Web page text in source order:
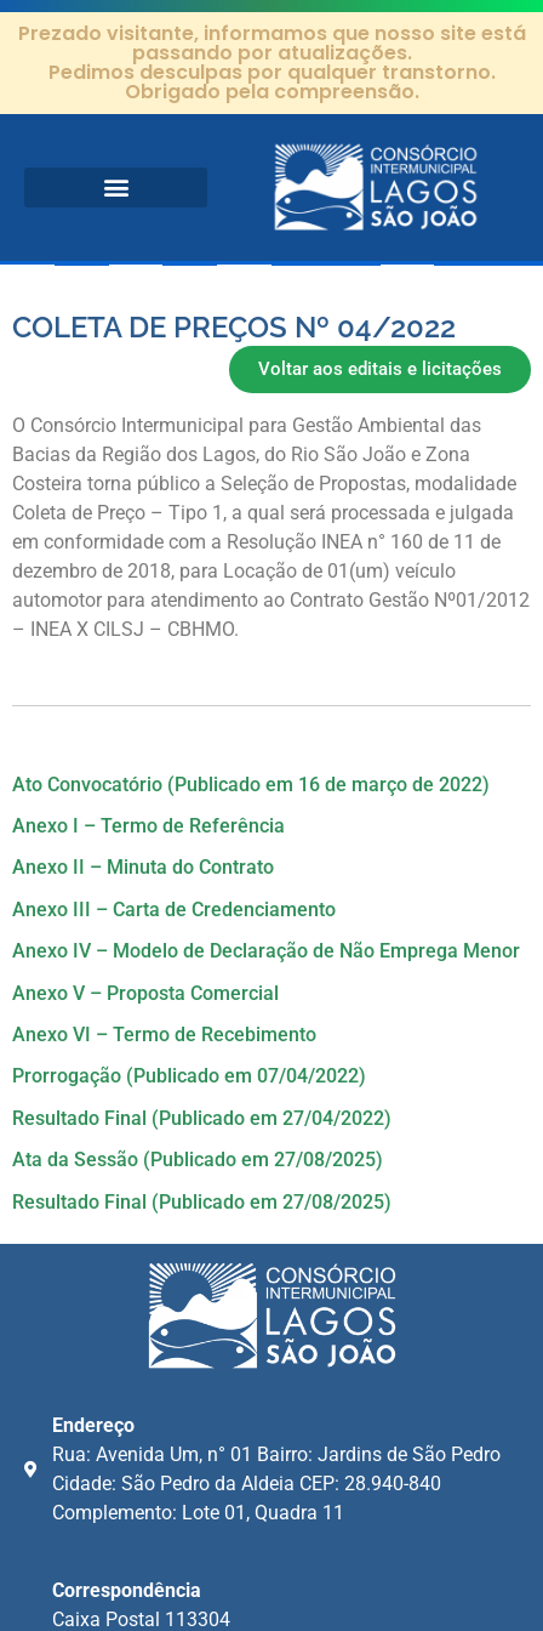
Prezado visitante, informamos que nosso site está
passando por atualizações.
Pedimos desculpas por qualquer transtorno.
Obrigado pela compreensão.
COLETA DE PREÇOS Nº 04/2022
Voltar aos editais e licitações
O Consórcio Intermunicipal para Gestão Ambiental das
Bacias da Região dos Lagos, do Rio São João e Zona
Costeira torna público a Seleção de Propostas, modalidade
Coleta de Preço – Tipo 1, a qual será processada e julgada
em conformidade com a Resolução INEA n° 160 de 11 de
dezembro de 2018, para Locação de 01(um) veículo
automotor para atendimento ao Contrato Gestão Nº01/2012
– INEA X CILSJ – CBHMO.
Ato Convocatório (Publicado em 16 de março de 2022)
Anexo I – Termo de Referência
Anexo II – Minuta do Contrato
Anexo III – Carta de Credenciamento
Anexo IV – Modelo de Declaração de Não Emprega Menor
Anexo V – Proposta Comercial
Anexo VI – Termo de Recebimento
Prorrogação (Publicado em 07/04/2022)
Resultado Final (Publicado em 27/04/2022)
Ata da Sessão (Publicado em 27/08/2025)
Resultado Final (Publicado em 27/08/2025)
Endereço
Rua: Avenida Um, n° 01 Bairro: Jardins de São Pedro
Cidade: São Pedro da Aldeia CEP: 28.940-840
Complemento: Lote 01, Quadra 11
Correspondência
Caixa Postal 113304